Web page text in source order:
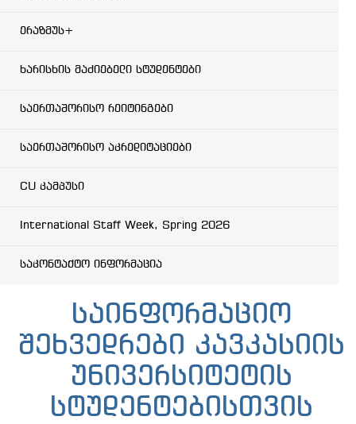
ერაზმუს+
ხარისხის მაძიებელი სტუდენტები
საერთაშორისო რეიტინგები
საერთაშორისო აკრედიტაციები
CU კამპუსი
International Staff Week, Spring 2026
საკონტაქტო ინფორმაცია
საინფორმაციო
შეხვედრები კავკასიის
უნივერსიტეტის
სტუდენტებისთვის